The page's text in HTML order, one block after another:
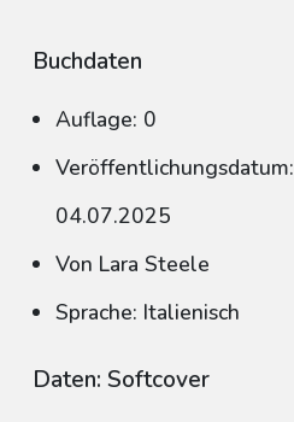
Buchdaten
Auflage: 0
Veröffentlichungsdatum:
04.07.2025
Von Lara Steele
Sprache: Italienisch
Daten: Softcover